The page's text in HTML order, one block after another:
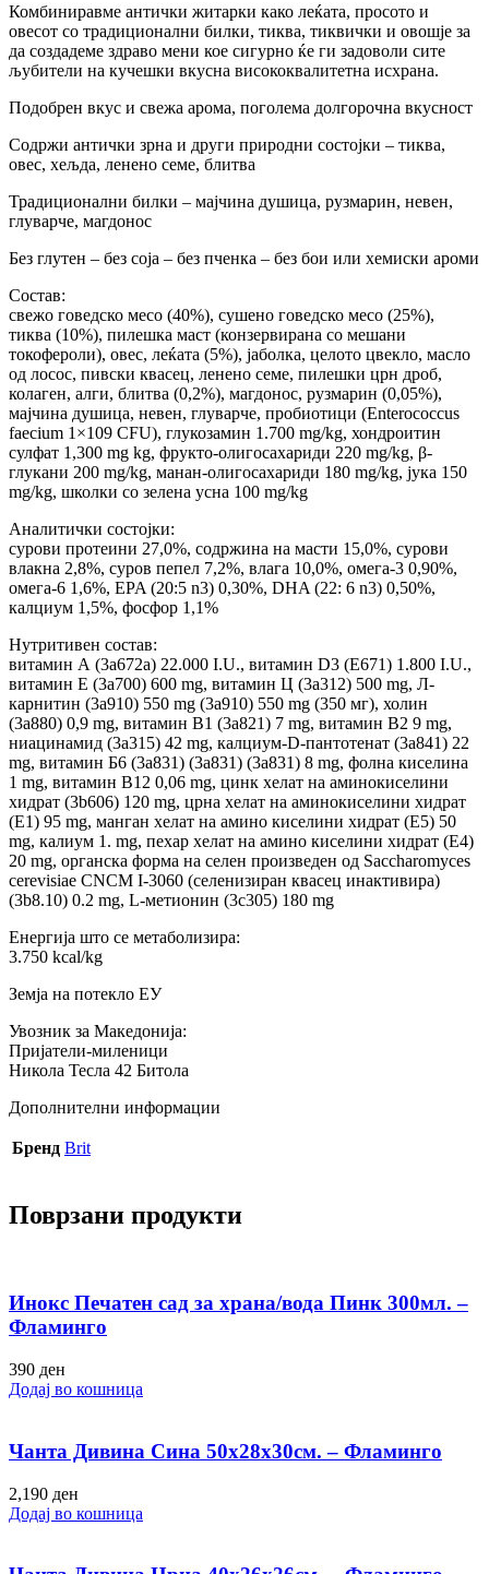
Комбиниравме антички житарки како леќата, просото и
овесот со традиционални билки, тиква, тиквички и овошје за
да создадеме здраво мени кое сигурно ќе ги задоволи сите
љубители на кучешки вкусна висококвалитетна исхрана.
Подобрен вкус и свежа арома, поголема долгорочна вкусност
Содржи антички зрна и други природни состојки – тиква,
овес, хељда, ленено семе, блитва
Традиционални билки – мајчина душица, рузмарин, невен,
глуварче, магдонос
Без глутен – без соја – без пченка – без бои или хемиски ароми
Состав:
свежо говедско месо (40%), сушено говедско месо (25%),
тиква (10%), пилешка маст (конзервирана со мешани
токофероли), овес, леќата (5%), јаболка, целото цвекло, масло
од лосос, пивски квасец, ленено семе, пилешки црн дроб,
колаген, алги, блитва (0,2%), магдонос, рузмарин (0,05%),
мајчина душица, невен, глуварче, пробиотици (Enterococcus
faecium 1×109 CFU), глукозамин 1.700 mg/kg, хондроитин
сулфат 1,300 mg kg, фрукто-олигосахариди 220 mg/kg, β-
глукани 200 mg/kg, манан-олигосахариди 180 mg/kg, јука 150
mg/kg, школки со зелена усна 100 mg/kg
Аналитички состојки:
сурови протеини 27,0%, содржина на масти 15,0%, сурови
влакна 2,8%, суров пепел 7,2%, влага 10,0%, омега-3 0,90%,
омега-6 1,6%, EPA (20:5 n3) 0,30%, DHA (22: 6 n3) 0,50%,
калциум 1,5%, фосфор 1,1%
Нутритивен состав:
витамин А (3a672a) 22.000 I.U., витамин D3 (E671) 1.800 I.U.,
витамин Е (3a700) 600 mg, витамин Ц (3a312) 500 mg, Л-
карнитин (3a910) 550 mg (3a910) 550 mg (350 мг), холин
(3a880) 0,9 mg, витамин B1 (3a821) 7 mg, витамин B2 9 mg,
ниацинамид (3a315) 42 mg, калциум-D-пантотенат (3a841) 22
mg, витамин Б6 (3a831) (3a831) (3a831) 8 mg, фолна киселина
1 mg, витамин B12 0,06 mg, цинк хелат на аминокиселини
хидрат (3b606) 120 mg, црна хелат на аминокиселини хидрат
(Е1) 95 mg, манган хелат на амино киселини хидрат (E5) 50
mg, калиум 1. mg, пехар хелат на амино киселини хидрат (Е4)
20 mg, органска форма на селен произведен од Saccharomyces
cerevisiae CNCM I-3060 (селенизиран квасец инактивира)
(3b8.10) 0.2 mg, L-метионин (3c305) 180 mg
Енергија што се метаболизира:
3.750 kcal/kg
Земја на потекло ЕУ
Увозник за Македонија:
Пријатели-миленици
Никола Тесла 42 Битола
Дополнителни информации
Бренд Brit
Поврзани продукти
Инокс Печатен сад за храна/вода Пинк 300мл. –
Фламинго
390 ден
Додај во кошница
Чанта Дивина Сина 50х28х30см. – Фламинго
2,190 ден
Додај во кошница